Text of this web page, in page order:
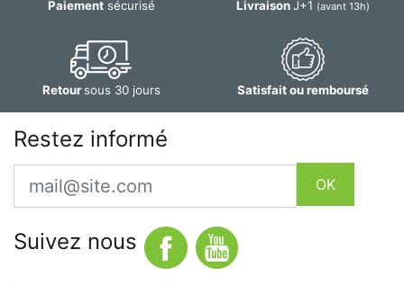
Paiementsécurisé LivraisonJ+1 (avant 13h)
Retoursous 30 jours Satisfait ou remboursé
Restez informé
Email
OK
Suivez nous